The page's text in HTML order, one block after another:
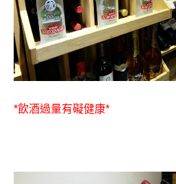
*飲酒過量有礙健康*